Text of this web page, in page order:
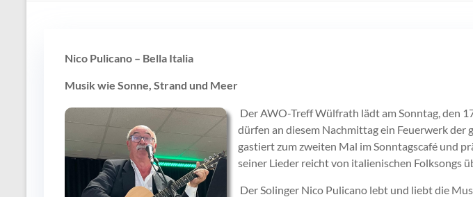
Nico Pulicano – Bella Italia
Musik wie Sonne, Strand und Meer
Der AWO-Treff Wülfrath lädt am Sonntag, den
dürfen an diesem Nachmittag ein Feuerwerk
gastiert zum zweiten Mal im Sonntagscafé und
seiner Lieder reicht von italienischen Folksongs
Der Solinger Nico Pulicano lebt und liebt die